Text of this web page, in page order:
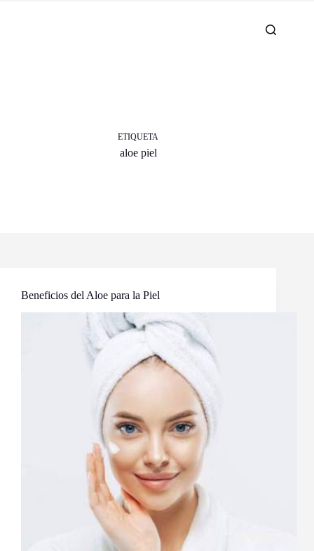
ETIQUETA
aloe piel
Beneficios del Aloe para la Piel